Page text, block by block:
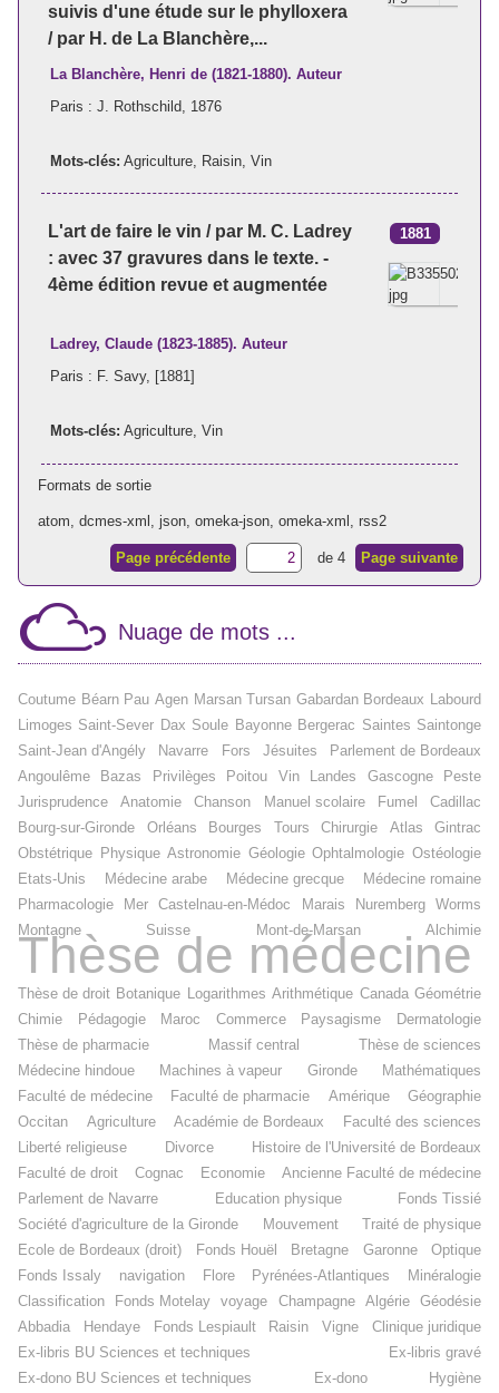
suivis d'une étude sur le phylloxera
/ par H. de La Blanchère,...
La Blanchère, Henri de (1821-1880). Auteur
Paris : J. Rothschild, 1876
Mots-clés: Agriculture Raisin Vin
L'art de faire le vin / par M. C. Ladrey
: avec 37 gravures dans le texte. -
4ème édition revue et augmentée
1881
Ladrey, Claude (1823-1885). Auteur
Paris : F. Savy, [1881]
Mots-clés: Agriculture, Vin
Formats de sortie
atom, dcmes-xml , json, omeka-json, omeka-xml , rss2
Page précédente de 4 Page suivante
Nuage de mots ...
Coutume Béarn Pau Agen Marsan Tursan Gabardan Bordeaux Labourd
Limoges Saint-Sever Dax Soule Bayonne Bergerac Saintes Saintonge
Saint-Jean d'Angély
Navarre Fors Jésuites
Parlement de Bordeaux
Angoulême
Bazas Privilèges Poitou Vin Landes Gascogne
Peste
Jurisprudence
Anatomie Chanson Manuel scolaire Fumel
Cadillac
Bourg-sur-Gironde
Orléans Bourges Tours Chirurgie Atlas
Gintrac
Obstétrique Physique Astronomie Géologie Ophtalmologie Ostéologie
Etats-Unis
Médecine arabe Médecine grecque
Médecine romaine
Pharmacologie
Mer Castelnau-en-Médoc Marais Nuremberg
Worms
Montagne
Suisse Mont-de-Marsan Alchimie
Thèse de médecine
Thèse de droit Botanique Logarithmes Arithmétique Canada Géométrie
Chimie
Pédagogie Maroc Commerce Paysagisme
Dermatologie
Thèse de pharmacie
Massif central
Thèse de sciences
Médecine hindoue
Machines à vapeur Gironde
Mathématiques
Faculté de médecine
Faculté de pharmacie Amérique
Géographie
Occitan
Agriculture Académie de Bordeaux
Faculté des sciences
Liberté religieuse
Divorce
Histoire de l'Université de Bordeaux
Faculté de droit
Cognac Economie
Ancienne Faculté de médecine
Parlement de Navarre
Education physique
Fonds Tissié
Société d'agriculture de la Gironde
Mouvement
Traité de physique
Ecole de Bordeaux (droit)
Fonds Houël Bretagne Garonne
Optique
Fonds Issaly
navigation Flore Pyrénées-Atlantiques
Minéralogie
Classification
Fonds Motelay voyage Champagne Algérie
Géodésie
Abbadia
Hendaye Fonds Lespiault Raisin Vigne
Clinique juridique
Ex-libris BU Sciences et techniques
Ex-libris gravé
Ex-dono BU Sciences et techniques
Ex-dono Hygiène